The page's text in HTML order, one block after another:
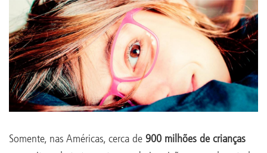
Somente, nas Américas, cerca de 900 milhões de crianças